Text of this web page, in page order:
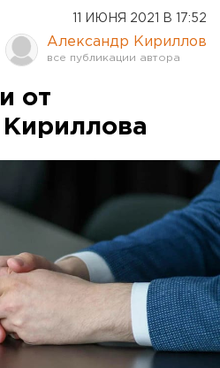
11 ИЮНЯ 2021 В 17:52
Александр Кириллов
от